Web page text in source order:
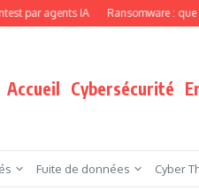
IA Ransomware : que faire
Accueil Cybersécurité
Fuite de données Cyber